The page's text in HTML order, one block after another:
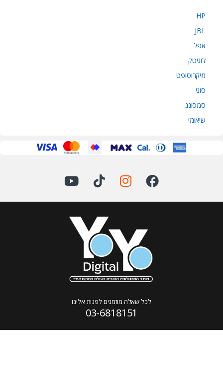
HP
JBL
אפל
לוגיטק
מיקרוסופט
סוני
סמסונג
שיאומי
לכל שאלה מוזמנים לפנות אלינו
03-6818151